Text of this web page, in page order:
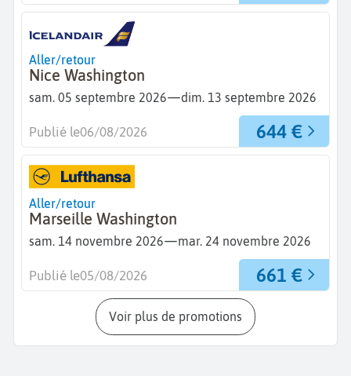
Aller/retour
Nice Washington
sam. 05 septembre 2026—dim. 13 septembre 2026
644 €
Publié le06/08/2026
Aller/retour
Marseille Washington
sam. 14 novembre 2026—mar. 24 novembre 2026
661 €
Publié le05/08/2026
Voir plus de promotions